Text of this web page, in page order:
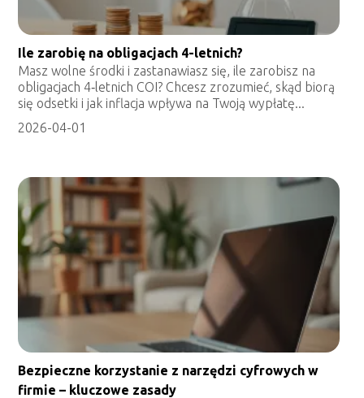
Ile zarobię na obligacjach 4-letnich?
Masz wolne środki i zastanawiasz się, ile zarobisz na
obligacjach 4‑letnich COI? Chcesz zrozumieć, skąd biorą
się odsetki i jak inflacja wpływa na Twoją wypłatę...
2026-04-01
Bezpieczne korzystanie z narzędzi cyfrowych w
firmie – kluczowe zasady